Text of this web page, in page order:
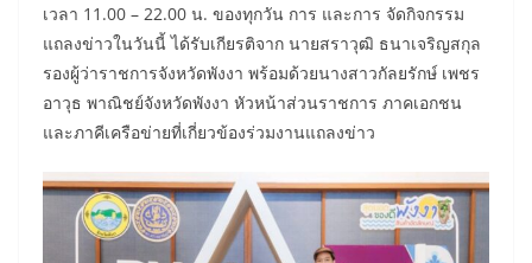
เวลา 11.00 – 22.00 น. ของทุกวัน การ และการ จัดกิจกรรม
แถลงข่าวในวันนี้ ได้รับเกียรติจาก นายสราวุฒิ ธนาเจริญสกุล
รองผู้ว่าราชการจังหวัดพังงา พร้อมด้วยนางสาวกัลยรักษ์ เพชร
อาวุธ พาณิชย์จังหวัดพังงา หัวหน้าส่วนราชการ ภาคเอกชน
และภาคีเครือข่ายที่เกี่ยวข้องร่วมงานแถลงข่าว